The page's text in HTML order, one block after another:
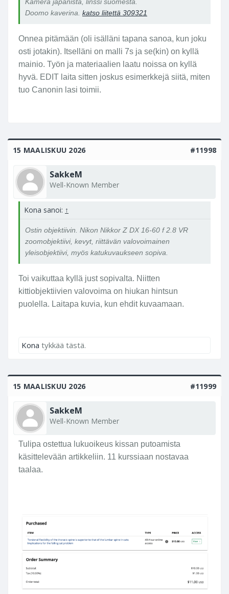
Doomo kaverina. katso liitettä 309321
Onnea pitämään (oli isälläni tapana sanoa, kun joku
osti jotakin). Itselläni on malli 7s ja se(kin) on kyllä
mainio. Työn ja materiaalien laatu noissa on kyllä
hyvä. EDIT laita sitten joskus esimerkkejä siitä, miten
tuo Canonin lasi toimii.
15 MAALISKUU 2026 #11998
SakkeM
Well-Known Member
Kona sanoi: ↑
Ostin objektiivin. Nikon Nikkor Z DX 16-60 f 2.8 VR
zoomobjektiivi, kevyt, riittävän valovoimainen
yleisobjektiivi, myös katukuvaukseen sopiva.
Toi vaikuttaa kyllä just sopivalta. Niitten
kittiobjektiivien valovoima on hiukan hintsun
puolella. Laitapa kuvia, kun ehdit kuvaamaan.
Kona tykkää tästä.
15 MAALISKUU 2026 #11999
SakkeM
Well-Known Member
Tulipa ostettua lukuoikeus kissan putoamista
käsittelevään artikkeliin. 11 kurssiaan nostavaa
taalaa.